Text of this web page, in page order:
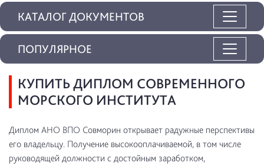
КАТАЛОГ ДОКУМЕНТОВ
КУПИТЬ ДИПЛОМ СОВРЕМЕННОГО
МОРСКОГО ИНСТИТУТА
Диплом АНО ВПО Совморин открывает радужные перспективы
его владельцу. Получение высокооплачиваемой, в том числе
руководящей должности с достойным заработком,
ПОПУЛЯРНОЕ